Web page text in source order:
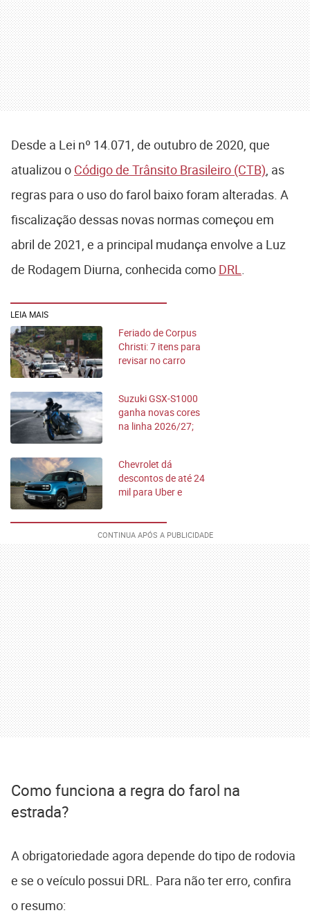
Desde a Lei nº 14.071, de outubro de 2020, que
atualizou o Código de Trânsito Brasileiro (CTB) , as
regras para o uso do farol baixo foram alteradas. A
fiscalização dessas novas normas começou em
abril de 2021, e a principal mudança envolve a Luz
de Rodagem Diurna, conhecida como DRL
LEIA MAIS
Feriado de Corpus
Christi: 7 itens para
revisar no carro
Suzuki GSX-S1000
ganha novas cores
na linha 2026/27;
Chevrolet dá
descontos de até 24
mil para Uber e
condições
Como funciona a regra do farol na
estrada?
A obrigatoriedade agora depende do tipo de rodovia
e se o veículo possui DRL. Para não ter erro, confira
o resumo: